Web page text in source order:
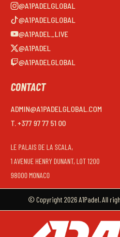
@A1PADELGLOBAL
@A1PADELGLOBAL
@A1PADEL_LIVE
@A1PADEL
@A1PADELGLOBAL
CONTACT
ADMIN@A1PADELGLOBAL.COM
T. +377 97 77 51 00
LE PALAIS DE LA SCALA,
1 AVENUE HENRY DUNANT, LOT 1200
98000 MONACO
© Copyright 2026 A1Padel. All